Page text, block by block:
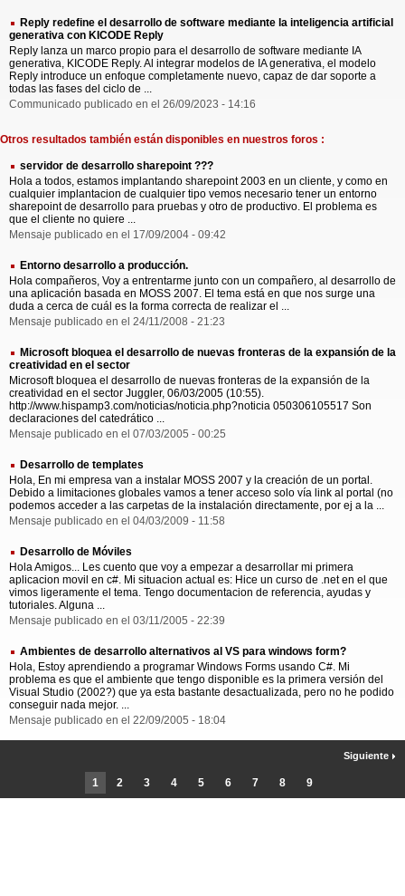
Reply redefine el desarrollo de software mediante la inteligencia artificial
generativa con KICODE Reply
Reply lanza un marco propio para el desarrollo de software mediante IA
generativa, KICODE Reply. Al integrar modelos de IA generativa, el modelo
Reply introduce un enfoque completamente nuevo, capaz de dar soporte a
todas las fases del ciclo de ...
Communicado publicado en el 26/09/2023 - 14:16
Otros resultados también están disponibles en nuestros foros :
servidor de desarrollo sharepoint ???
Hola a todos, estamos implantando sharepoint 2003 en un cliente, y como en
cualquier implantacion de cualquier tipo vemos necesario tener un entorno
sharepoint de desarrollo para pruebas y otro de productivo. El problema es
que el cliente no quiere ...
Mensaje publicado en el 17/09/2004 - 09:42
Entorno desarrollo a producción.
Hola compañeros, Voy a entrentarme junto con un compañero, al desarrollo de
una aplicación basada en MOSS 2007. El tema está en que nos surge una
duda a cerca de cuál es la forma correcta de realizar el ...
Mensaje publicado en el 24/11/2008 - 21:23
Microsoft bloquea el desarrollo de nuevas fronteras de la expansión de la
creatividad en el sector
Microsoft bloquea el desarrollo de nuevas fronteras de la expansión de la
creatividad en el sector Juggler, 06/03/2005 (10:55).
http://www.hispamp3.com/noticias/noticia.php?noticia 050306105517 Son
declaraciones del catedrático ...
Mensaje publicado en el 07/03/2005 - 00:25
Desarrollo de templates
Hola, En mi empresa van a instalar MOSS 2007 y la creación de un portal.
Debido a limitaciones globales vamos a tener acceso solo vía link al portal (no
podemos acceder a las carpetas de la instalación directamente, por ej a la ...
Mensaje publicado en el 04/03/2009 - 11:58
Desarrollo de Móviles
Hola Amigos... Les cuento que voy a empezar a desarrollar mi primera
aplicacion movil en c#. Mi situacion actual es: Hice un curso de .net en el que
vimos ligeramente el tema. Tengo documentacion de referencia, ayudas y
tutoriales. Alguna ...
Mensaje publicado en el 03/11/2005 - 22:39
Ambientes de desarrollo alternativos al VS para windows form?
Hola, Estoy aprendiendo a programar Windows Forms usando C#. Mi
problema es que el ambiente que tengo disponible es la primera versión del
Visual Studio (2002?) que ya esta bastante desactualizada, pero no he podido
conseguir nada mejor. ...
Mensaje publicado en el 22/09/2005 - 18:04
1 2 3 4 5 6 7 8 9
Siguiente